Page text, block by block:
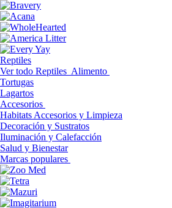
Reptiles
Ver todo Reptiles Alimento
Tortugas
Lagartos
Accesorios
Habitats Accesorios y Limpieza
Decoración y Sustratos
Iluminación y Calefacción
Salud y Bienestar
Marcas populares